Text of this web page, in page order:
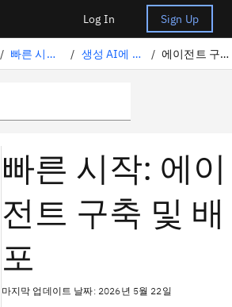
Log In Sign Up
/ 빠른 시작 학습서 / 생성 AI에 대한 작업 / 에이전트 구축 및 배포
빠른 시작: 에이
전트 구축 및 배
포
마지막 업데이트 날짜: 2026년 5월 22일